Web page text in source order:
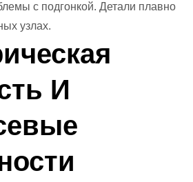
с подгонкой. Детали плавно
узлах.
И